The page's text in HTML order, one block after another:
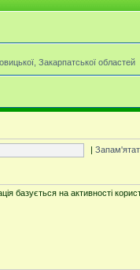
Закарпатської областей
|
базується на активності